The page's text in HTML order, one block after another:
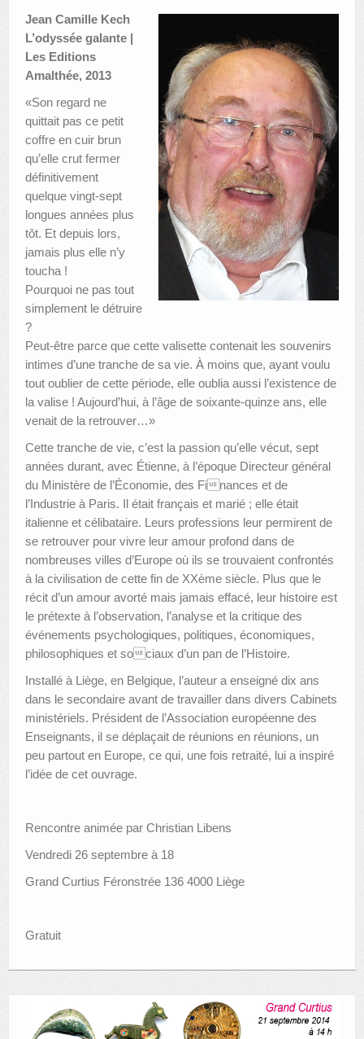
Jean Camille Kech
L’odyssée galante |
Les Editions
Amalthée, 2013
«Son regard ne
quittait pas ce petit
coffre en cuir brun
qu’elle crut fermer
définitivement
quelque vingt-sept
longues années plus
tôt. Et depuis lors,
jamais plus elle n’y
toucha !
Pourquoi ne pas tout
simplement le détruire
?
Peut-être parce que cette valisette contenait les souvenirs
intimes d’une tranche de sa vie. À moins que, ayant voulu
tout oublier de cette période, elle oublia aussi l’existence de
la valise ! Aujourd’hui, à l’âge de soixante-quinze ans, elle
venait de la retrouver…»
Cette tranche de vie, c’est la passion qu’elle vécut, sept
années durant, avec Étienne, à l’époque Directeur général
du Ministère de l’Économie, des Finances et de
l’Industrie à Paris. Il était français et marié ; elle était
italienne et célibataire. Leurs professions leur permirent de
se retrouver pour vivre leur amour profond dans de
nombreuses villes d’Europe où ils se trouvaient confrontés
à la civilisation de cette fin de XXème siècle. Plus que le
récit d’un amour avorté mais jamais effacé, leur histoire est
le prétexte à l’observation, l’analyse et la critique des
événements psychologiques, politiques, économiques,
philosophiques et sociaux d’un pan de l’Histoire.
Installé à Liège, en Belgique, l’auteur a enseigné dix ans
dans le secondaire avant de travailler dans divers Cabinets
ministériels. Président de l’Association européenne des
Enseignants, il se déplaçait de réunions en réunions, un
peu partout en Europe, ce qui, une fois retraité, lui a inspiré
l’idée de cet ouvrage.
Rencontre animée par Christian Libens
Vendredi 26 septembre à 18
Grand Curtius Féronstrée 136 4000 Liège
Gratuit